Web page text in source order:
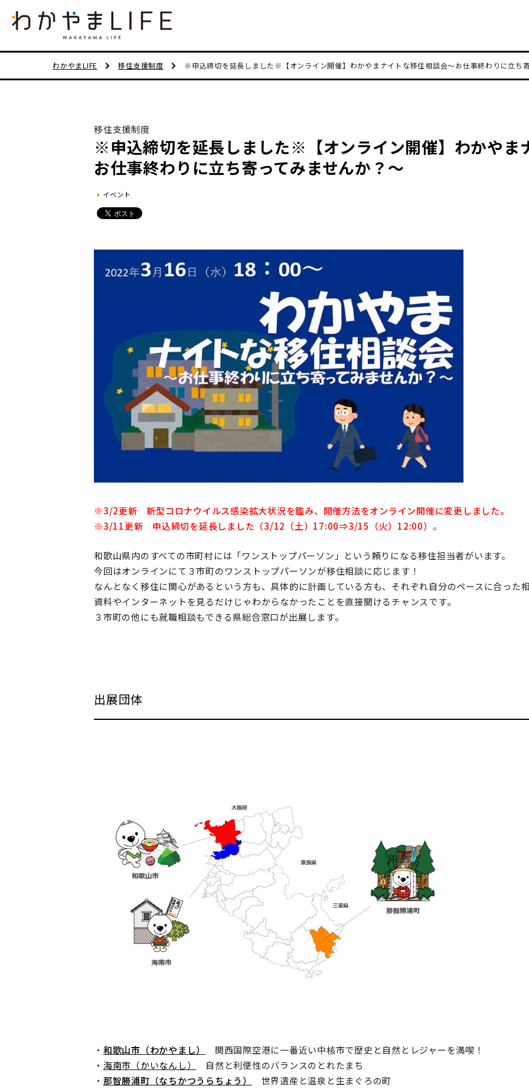
わかやまLIFE 移住支援制度 ※申込締切を延長しました※【オンライン開催】わかやまナイトな移住相談会～お仕事終わりに立ち
移住支援制度
※申込締切を延長しました※【オンライン開催】わかやま
お仕事終わりに立ち寄ってみませんか？～
イベント
※3/2更新 新型コロナウイルス感染拡大状況を鑑み、開催方法をオンライン開催に変更しました。
※3/11更新 申込締切を延長しました（3/12（土）17:00⇒3/15（火）12:00）。
和歌山県内のすべての市町村には「ワンストップパーソン」という頼りになる移住担当者がいます。
今回はオンラインにて３市町のワンストップパーソンが移住相談に応じます！
なんとなく移住に関心があるという方も、具体的に計画している方も、それぞれ自分のペースに合った相
資料やインターネットを見るだけじゃわからなかったことを直接聞けるチャンスです。
３市町の他にも就職相談もできる県総合窓口が出展します。
出展団体
・ 和歌山市（わかやまし）
関西国際空港に一番近い中核市で歴史と自然とレジャーを満喫！
・ 海南市（かいなんし）
自然と利便性のバランスのとれたまち
・ 那智勝浦町（なちかつうらちょう）
世界遺産と温泉と生まぐろの町